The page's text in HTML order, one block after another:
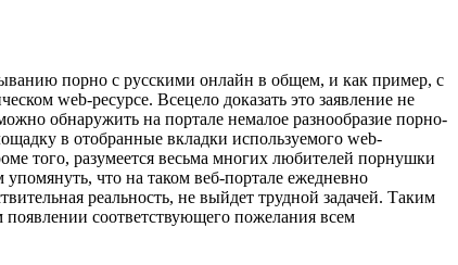
порно с русскими онлайн в общем, и как пример, с
web-ресурсе. Всецело доказать это заявление не
обнаружить на портале немалое разнообразие порно-
в отобранные вкладки используемого web-
того, разумеется весьма многих любителей порнушки
что на таком веб-портале ежедневно
реальность, не выйдет трудной задачей. Таким
появлении соответствующего пожелания всем